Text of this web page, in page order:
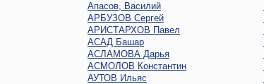
Апасов, Василий
АРБУЗОВ Сергей
АРИСТАРХОВ Павел
АСАД Башар
АСЛАМОВА Дарья
АСМОЛОВ Константин
АУТОВ Ильяс